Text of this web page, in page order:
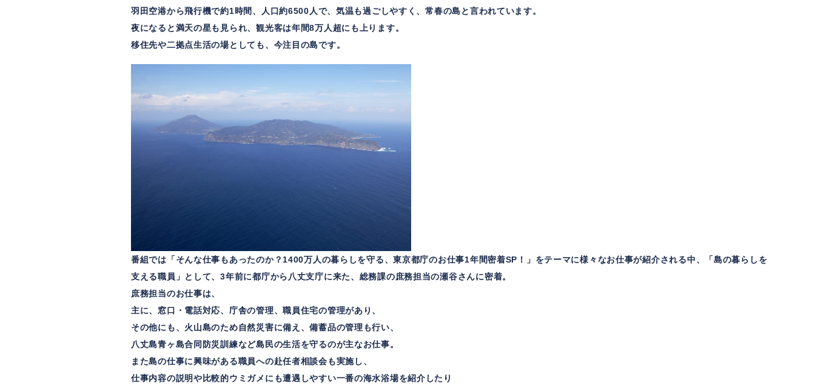
羽田空港から飛行機で約1時間、人口約6500人で、気温も過ごしやすく、常春の島と言われています。
夜になると満天の星も見られ、観光客は年間8万人超にも上ります。
移住先や二拠点生活の場としても、今注目の島です。
番組では「そんな仕事もあったのか？1400万人の暮らしを守る、東京都庁のお仕事1年間密着SP！」をテーマに様々なお仕事が紹介される中、「島の暮らしを
支える職員」として、3年前に都庁から八丈支庁に来た、総務課の庶務担当の瀬谷さんに密着。
庶務担当のお仕事は、
主に、窓口・電話対応、庁舎の管理、職員住宅の管理があり、
その他にも、火山島のため自然災害に備え、備蓄品の管理も行い、
八丈島青ヶ島合同防災訓練など島民の生活を守るのが主なお仕事。
また島の仕事に興味がある職員への赴任者相談会も実施し、
仕事内容の説明や比較的ウミガメにも遭遇しやすい一番の海水浴場を紹介したり